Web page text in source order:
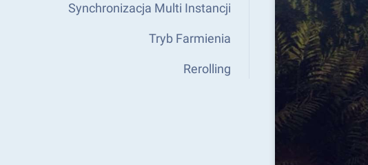
Synchronizacja Multi Instancji
Tryb Farmienia
Rerolling